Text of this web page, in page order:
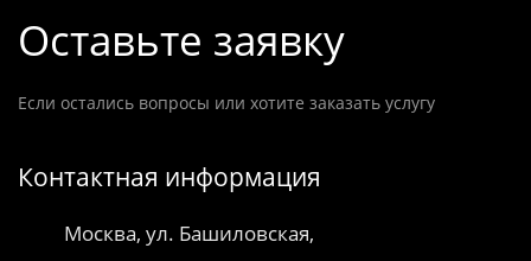
Оставьте заявку
Если остались вопросы или хотите заказать услугу
Контактная информация
Москва, ул. Башиловская,